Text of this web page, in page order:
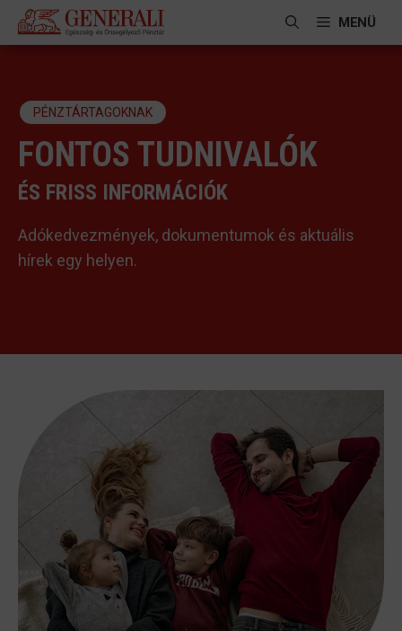
Kilépés
tartalomba
MENÜ
PÉNZTÁRTAGOKNAK
FONTOS TUDNIVALÓK
ÉS FRISS INFORMÁCIÓK
Adókedvezmények, dokumentumok és aktuális
hírek egy helyen.